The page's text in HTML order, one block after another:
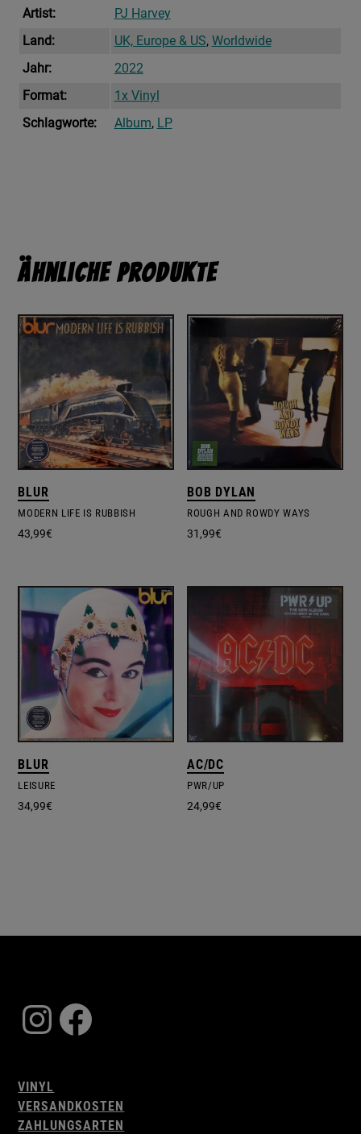
Artist:
PJ Harvey
Land:
UK, Europe & US, Worldwide
Jahr:
2022
Format:
1x Vinyl
Schlagworte:
Album, LP
Ähnliche Produkte
BLUR
MODERN LIFE IS RUBBISH
43,99€
BOB DYLAN
ROUGH AND ROWDY WAYS
31,99€
BLUR
LEISURE
34,99€
AC/DC
PWR/UP
24,99€
Instagram
Facebook
VINYL
VERSANDKOSTEN
ZAHLUNGSARTEN